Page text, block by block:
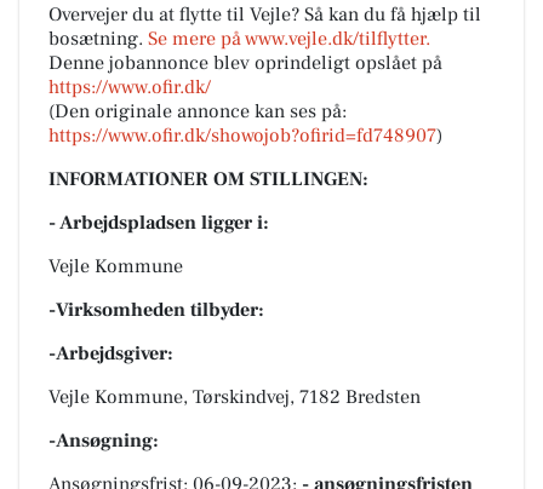
Overvejer du at flytte til Vejle? Så kan du få hjælp til
bosætning. Se mere på www.vejle.dk/tilflytter.
Denne jobannonce blev oprindeligt opslået på
https://www.ofir.dk/
(Den originale annonce kan ses på:
https://www.ofir.dk/showojob?ofirid=fd748907)
INFORMATIONER OM STILLINGEN:
- Arbejdspladsen ligger i:
Vejle Kommune
-Virksomheden tilbyder:
-Arbejdsgiver:
Vejle Kommune, Tørskindvej, 7182 Bredsten
-Ansøgning:
Ansøgningsfrist: 06-09-2023; - ansøgningsfristen